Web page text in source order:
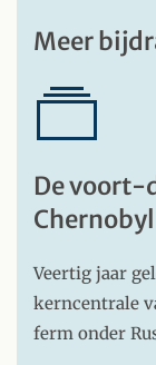
Meer
De voort-
Chernobyl
Veertig jaar
kerncentrale
ferm onder